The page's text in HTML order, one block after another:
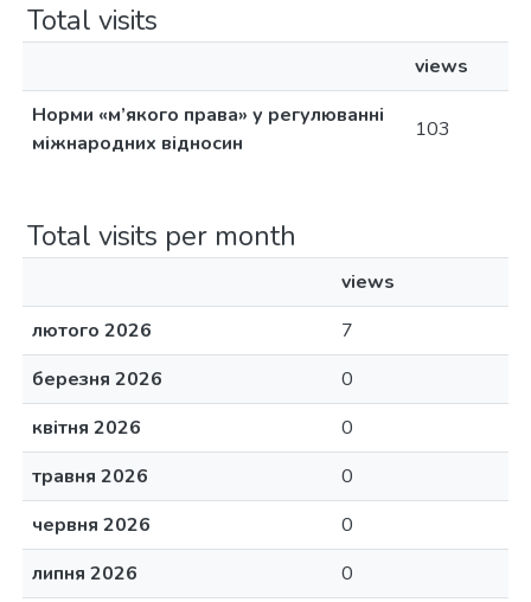
Total visits
views
Норми «м’якого права» у регулюванні
міжнародних відносин
103
Total visits per month
views
лютого 2026
7
березня 2026
0
квітня 2026
0
травня 2026
0
червня 2026
0
липня 2026
0